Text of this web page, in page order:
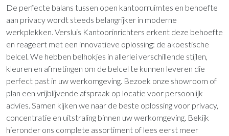
De perfecte balans tussen open kantoorruimtes en behoefte
aan privacy wordt steeds belangrijker in moderne
werkplekken. Versluis Kantoorinrichters erkent deze behoefte
en reageert met een innovatieve oplossing: de akoestische
belcel. We hebben belhokjes in allerlei verschillende stijlen,
kleuren en afmetingen om de belcel te kunnen leveren die
perfect past in uw werkomgeving. Bezoek onze showroom of
plan een vrijblijvende afspraak op locatie voor persoonlijk
advies. Samen kijken we naar de beste oplossing voor privacy,
concentratie en uitstraling binnen uw werkomgeving. Bekijk
hieronder ons complete assortiment of lees eerst meer